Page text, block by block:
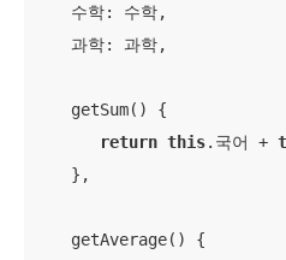
    수학: 수학,
    과학: 과학,
    getSum() {
return this.국어 +
    },
    getAverage() {